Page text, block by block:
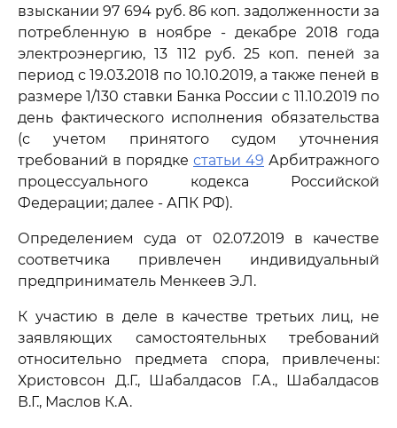
взыскании 97 694 руб. 86 коп. задолженности за
потребленную в ноябре - декабре 2018 года
электроэнергию, 13 112 руб. 25 коп. пеней за
период с 19.03.2018 по 10.10.2019, а также пеней в
размере 1/130 ставки Банка России с 11.10.2019 по
день фактического исполнения обязательства
(с учетом принятого судом уточнения
требований в порядке статьи 49 Арбитражного
процессуального кодекса Российской
Федерации; далее - АПК РФ).
Определением суда от 02.07.2019 в качестве
соответчика привлечен индивидуальный
предприниматель Менкеев Э.Л.
К участию в деле в качестве третьих лиц, не
заявляющих самостоятельных требований
относительно предмета спора, привлечены:
Христовсон Д.Г., Шабалдасов Г.А., Шабалдасов
В.Г., Маслов К.А.